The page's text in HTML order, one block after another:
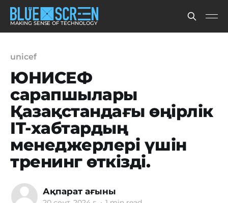
MAKING SENSE OF TECHNOLOGY
unicef
ЮНИСЕФ
сарапшылары
Қазақстандағы өңірлік
IT-хабтардың
менеджерлері үшін
тренинг өткізді.
Ақпарат ағыны